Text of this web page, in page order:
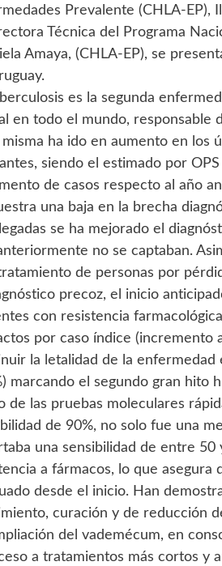
Prevalente (CHLA-
Técnica del Programa
Amaya, (CHLA-EP), se
es la segunda
en todo el mundo, responsable
ha ido en aumento en los
siendo el estimado por
de casos respecto al año
una baja en la brecha
se ha mejorado el
no se captaban.
de personas por
precoz, el inicio
con resistencia
por caso índice (incremento
la letalidad de la enfermedad
marcando el segundo gran hito
de las pruebas moleculares
de 90%, no solo fue una
una sensibilidad de entre
a fármacos, lo que
desde el inicio. Han
curación y de reducción
del vademécum, en
a tratamientos más cortos y